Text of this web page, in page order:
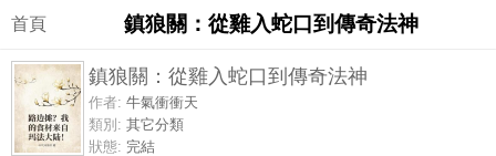
首頁 鎮狼關：從雞入蛇口到傳奇法神
鎮狼關：從雞入蛇口到傳奇法神
作者: 牛氣衝衝天
類別: 其它分類
狀態: 完結